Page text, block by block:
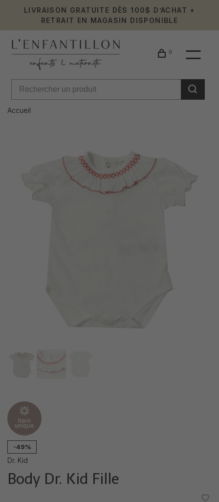
LIVRAISON GRATUITE DÈS 100$ D’ACHAT +
RETRAIT EN MAGASIN DISPONIBLE
0
Accueil
Item
unique
-49%
Dr. Kid
Body Dr. Kid Fille